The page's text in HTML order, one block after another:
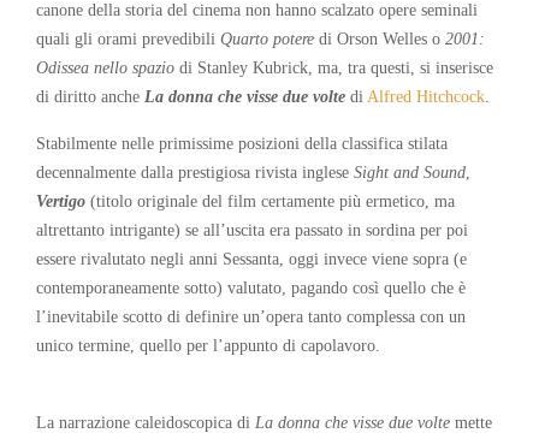
canone della storia del cinema non hanno scalzato opere seminali
quali gli orami prevedibili Quarto potere di Orson Welles o 2001:
Odissea nello spazio di Stanley Kubrick, ma, tra questi, si inserisce
di diritto anche La donna che visse due volte di Alfred Hitchcock.
Stabilmente nelle primissime posizioni della classifica stilata
decennalmente dalla prestigiosa rivista inglese Sight and Sound,
Vertigo (titolo originale del film certamente più ermetico, ma
altrettanto intrigante) se all’uscita era passato in sordina per poi
essere rivalutato negli anni Sessanta, oggi invece viene sopra (e
contemporaneamente sotto) valutato, pagando così quello che è
l’inevitabile scotto di definire un’opera tanto complessa con un
unico termine, quello per l’appunto di capolavoro.
La narrazione caleidoscopica di La donna che visse due volte mette